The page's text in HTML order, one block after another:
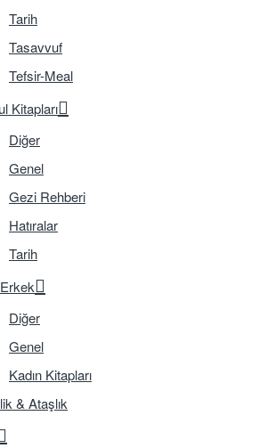
Tarih
Tasavvuf
Tefsir-Meal
Kitapları
Diğer
Genel
Gezi Rehberi
Hatıralar
Tarih
Diğer
Genel
Kadın Kitapları
& Ataşlık